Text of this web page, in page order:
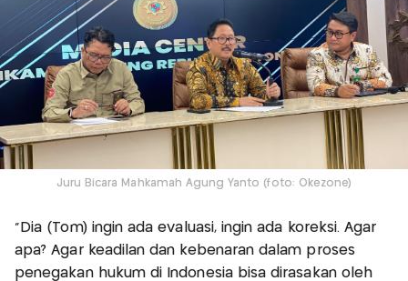
Juru Bicara Mahkamah Agung Yanto (foto: Okezone)
“Dia (Tom) ingin ada evaluasi, ingin ada koreksi. Agar
apa? Agar keadilan dan kebenaran dalam proses
penegakan hukum di Indonesia bisa dirasakan oleh